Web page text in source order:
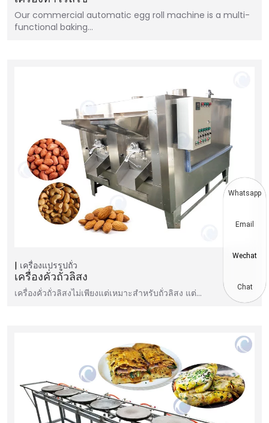
Our commercial automatic egg roll machine is a multi-
functional baking…
เครื่องแปรรูปถั่ว
เครื่องคั่วถั่วลิสง
เครื่องคั่วถั่วลิสงไม่เพียงแต่เหมาะสำหรับถั่วลิสง แต่…
Whatsapp
Email
Wechat
Chat